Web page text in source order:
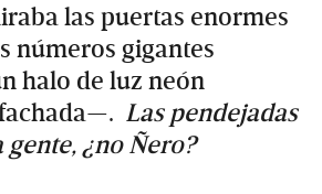
las puertas enormes
números gigantes
halo de luz neón
Las pendejadas
¿no Ñero?